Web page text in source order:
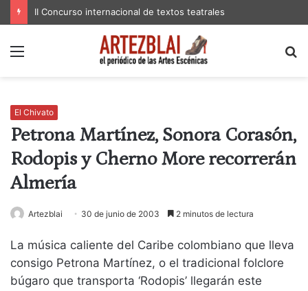
II Concurso internacional de textos teatrales
Menú
El Chivato
Petrona Martínez, Sonora Corasón,
Rodopis y Cherno More recorrerán
Almería
Artezblai 30 de junio de 2003 2 minutos de lectura
La música caliente del Caribe colombiano que lleva
consigo Petrona Martínez, o el tradicional folclore
búgaro que transporta ‘Rodopis’ llegarán este